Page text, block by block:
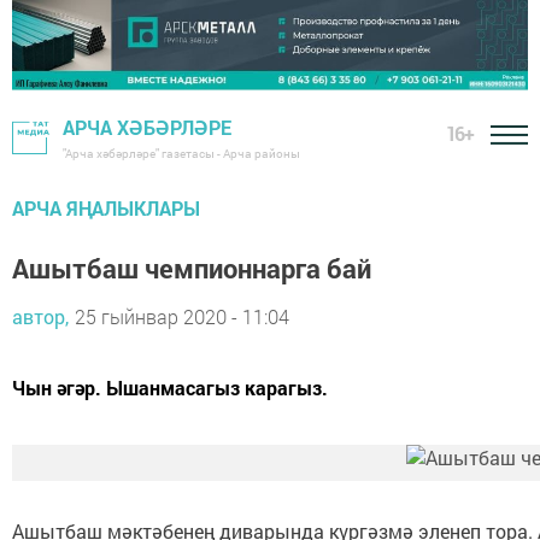
АРЧА ХӘБӘРЛӘРЕ
"Арча хәбәрләре" газетасы - Арча районы
16+
АРЧА ЯҢАЛЫКЛАРЫ
Ашытбаш чемпионнарга бай
автор, 25 гыйнвар 2020 - 11:04
Чын әгәр. Ышанмасагыз карагыз.
Ашытбаш мәктәбенең диварында күргәзмә эленеп